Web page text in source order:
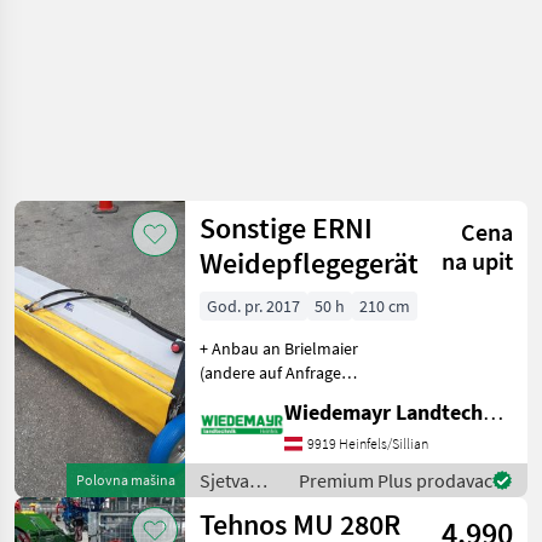
Polovna mašina
Sonstige ERNI
Weidepflegegerät
Cena
na upit
God. pr. 2017 50 h
210 cm
+ Anbau an Brielmaier
(andere auf Anfrage
Grasbestand + Breite ca.
210 cm + 2 große
verstellbare Tasträder +
Schutztuch +
Hammerschlegel
Wiedemayr Landtechnik GmbH
9919 Heinfels/Sillian
Sjetva
(sijačice,
mulčeri,
Premium Plus prodavac
Tehnos MU 280R
4.990